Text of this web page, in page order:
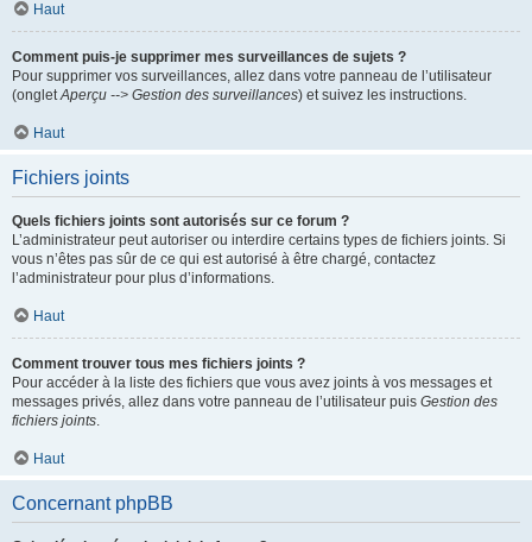
Haut
Comment puis-je supprimer mes surveillances de sujets ?
Pour supprimer vos surveillances, allez dans votre panneau de l’utilisateur
(ongletAperçu --> Gestion des surveillances) et suivez les instructions.
Haut
Fichiers joints
Quels fichiers joints sont autorisés sur ce forum ?
L’administrateur peut autoriser ou interdire certains types de fichiers joints. Si
vous n’êtes pas sûr de ce qui est autorisé à être chargé, contactez
l’administrateur pour plus d’informations.
Haut
Comment trouver tous mes fichiers joints ?
Pour accéder à la liste des fichiers que vous avez joints à vos messages et
messages privés, allez dans votre panneau de l’utilisateur puis Gestion des
fichiers joints.
Haut
Concernant phpBB